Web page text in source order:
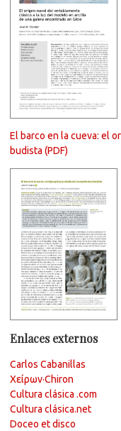
El barco en la cueva: el
budista (PDF)
Enlaces externos
Carlos Cabanillas
Χείρων·Chiron
Cultura clásica .com
Cultura clásica.net
Doceo et disco